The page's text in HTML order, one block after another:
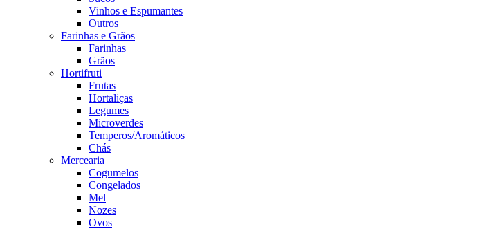
Vinhos e Espumantes
Outros
Farinhas e Grãos
Farinhas
Grãos
Hortifruti
Frutas
Hortaliças
Legumes
Microverdes
Temperos/Aromáticos
Chás
Mercearia
Cogumelos
Congelados
Mel
Nozes
Ovos